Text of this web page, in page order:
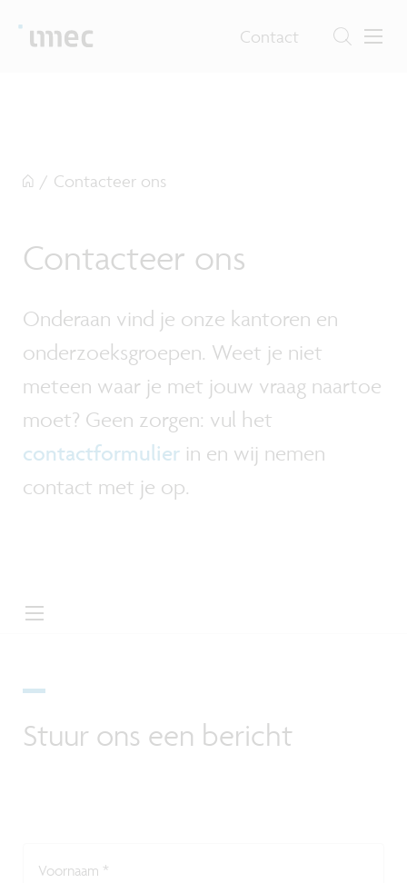
Contact
/ Contacteer ons
Contacteer ons
Onderaan vind je onze kantoren en
onderzoeksgroepen. Weet je niet
meteen waar je met jouw vraag naartoe
moet? Geen zorgen: vul het
contactformulier in en wij nemen
contact met je op.
Stuur ons een bericht
Voornaam *